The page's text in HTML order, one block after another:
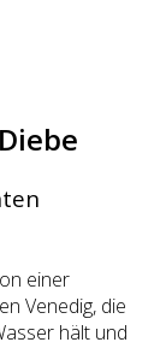
einer
Venedig, die
hält und